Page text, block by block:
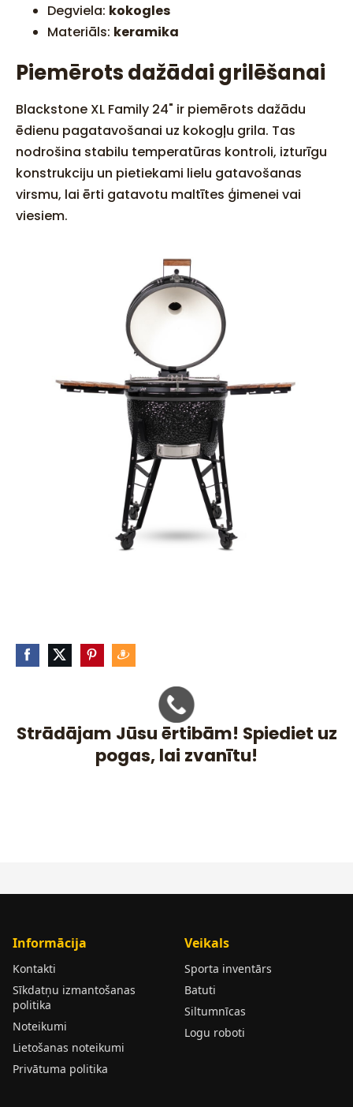
Strādājam Jūsu ērtibām! Spiediet uz
pogas, lai zvanītu!
Degviela: kokogles
Materiāls: keramika
Piemērots dažādai grilēšanai
Blackstone XL Family 24" ir piemērots dažādu
ēdienu pagatavošanai uz kokogļu grila. Tas
nodrošina stabilu temperatūras kontroli, izturīgu
konstrukciju un pietiekami lielu gatavošanas
virsmu, lai ērti gatavotu maltītes ģimenei vai
viesiem.
Informācija
Kontakti
Sīkdatņu izmantošanas
politika
Noteikumi
Lietošanas noteikumi
Privātuma politika
Veikals
Sporta inventārs
Batuti
Siltumnīcas
Logu roboti